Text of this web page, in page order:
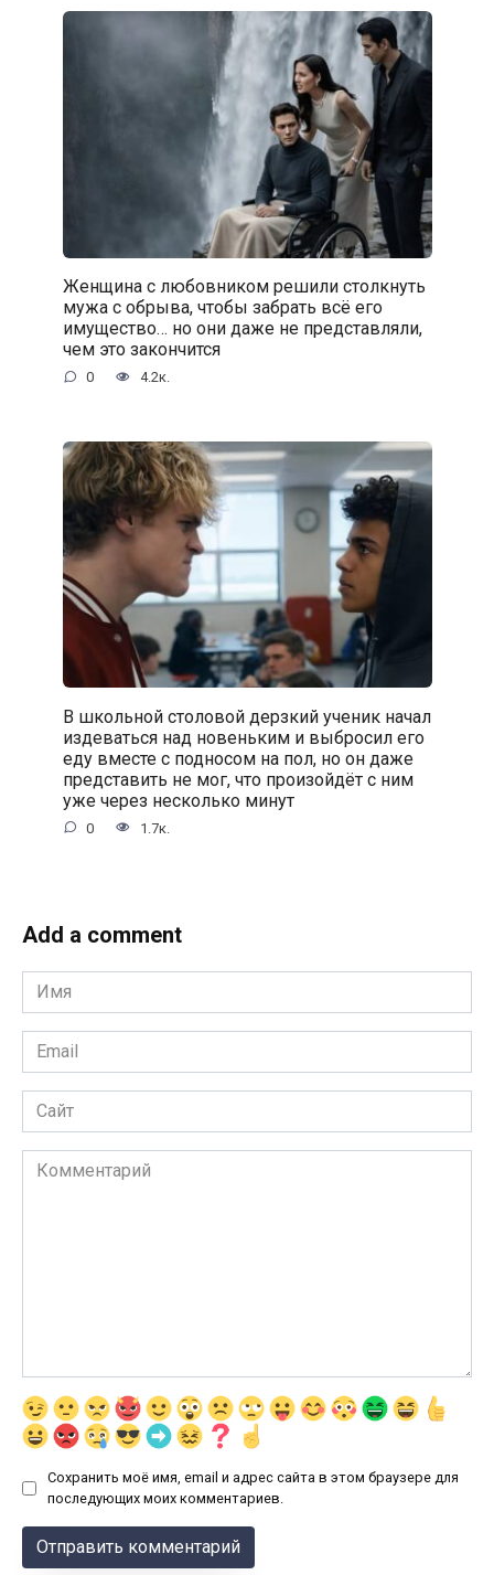
Женщина с любовником решили столкнуть
мужа с обрыва, чтобы забрать всё его
имущество… но они даже не представляли,
чем это закончится
0 4.2к.
В школьной столовой дерзкий ученик начал
издеваться над новеньким и выбросил его
еду вместе с подносом на пол, но он даже
представить не мог, что произойдёт с ним
уже через несколько минут
0 1.7к.
Add a comment
Имя
*
Email
*
Сайт
Комментарий
Сохранить моё имя, email и адрес сайта в этом браузере для
последующих моих комментариев.